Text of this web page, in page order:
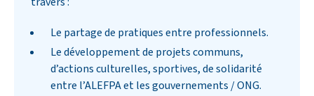
Le partage de pratiques entre professionnels.
Le développement de projets communs,
d’actions culturelles, sportives, de solidarité
entre l’ALEFPA et les gouvernements / ONG.